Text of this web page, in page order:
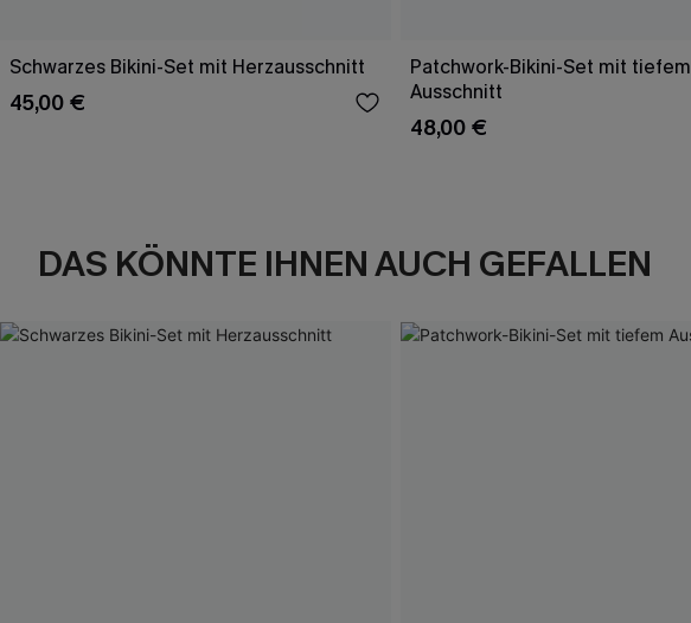
Schwarzes Bikini-Set mit Herzausschnitt
45,00 €
Patchwork-Bikini-Set mit tiefem
Ausschnitt
48,00 €
DAS KÖNNTE IHNEN AUCH GEFALLEN